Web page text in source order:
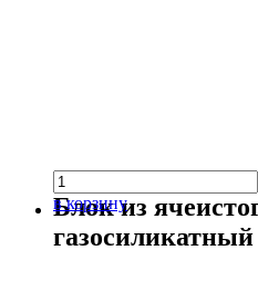
в корзину
Блок из